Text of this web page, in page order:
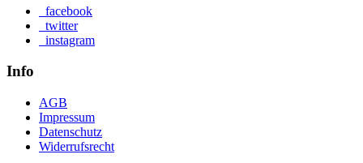
facebook
twitter
instagram
Info
AGB
Impressum
Datenschutz
Widerrufsrecht